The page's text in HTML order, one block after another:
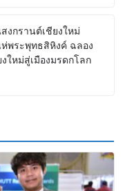
งกรานต์เชียงใหม่
พระพุทธสิหิงค์ ฉลอง
ใหม่สู่เมืองมรดกโลก